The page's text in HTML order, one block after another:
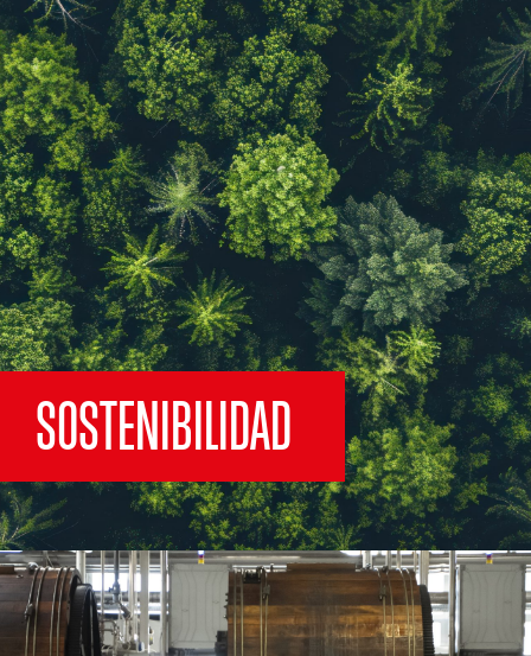
SOSTENIBILIDAD